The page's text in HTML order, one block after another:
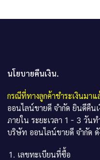
นโยบายคืนเงิน.
กรณีที่ทางลูกค้าชำระเงินมา
ออนไลน์ขายดี จำกัด ยินดีคืน
ภายใน ระยะเวลา 1 - 3 วันท
บริษัท ออนไลน์ขายดี จำกัด
เลขทะเบียนที่ซื้อ